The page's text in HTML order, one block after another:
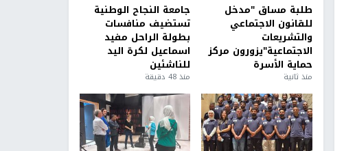
طلبة مساق "مدخل
للقانون الاجتماعي
والتشريعات
الاجتماعية"يزورون مركز
حماية الأسرة
منذ ثانية
جامعة النجاح الوطنية
تستضيف منافسات
بطولة الراحل مفيد
اسماعيل لكرة اليد
للناشئين
منذ 48 دقيقة